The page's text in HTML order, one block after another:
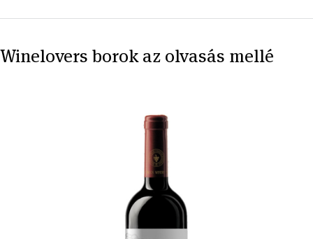
Winelovers borok az olvasás mellé